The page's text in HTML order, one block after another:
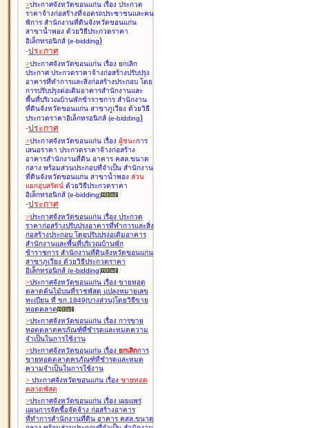
>ประกาศจังหวัดขอนแก่น เรื่อง ประกวด
ราคาจ้างก่อสร้างที่จอดรถประชาชนและคน
พิการ สำนักงานที่ดินจังหวัดขอนแก่น
สาขาน้ำพอง ด้วยวิธีประกวดราคา
อิเล็กทรอนิกส์ (e-bidding)
-ประกาศ
>ประกาศจังหวัดขอนแก่น เรื่อง ยกเลิก
ประกาศ ประกวดราคาจ้างก่อสร้างปรับปรุง
อาคารที่ทำการและสิ่งก่อสร้างประกอบ โดย
การปรับปรุงต่อเติมอาคารสำนักงานและ
พื้นที่บริเวณบ้านพักข้าราชการ สำนักงาน
ที่ดินจังหวัดขอนแก่น สาขาภูเวียง ด้วยวิธี
ประกวดราคาอิเล็กทรอนิกส์ (e-bidding)
-ประกาศ
>ประกาศจังหวัดขอนแก่น เรื่อง ผู้ชนะการ
เสนอราคา ประกวดราคาจ้างก่อสร้าง
อาคารสำนักงานที่ดิน อาคาร คสล.ขนาด
กลาง พร้อมส่วนประกอบที่จำเป็น สำนักงาน
ที่ดินจังหวัดขอนแก่น สาขาน้ำพอง ส่วน
แยกอุบลรัตน์ ด้วยวิธีประกวดราคา
อิเล็กทรอนิกส์ (e-bidding)
-ประกาศ
>ประกาศจังหวัดขอนแก่น เรื่อง ประกวด
ราคาก่อสร้างปรับปรุงอาคารที่ทำการและสิ่ง
ก่อสร้างประกอบ โดยปรับปรุง่อเติมอาคาร
สำนักงานและพื้นที่บริเวณบ้านพัก
ข้าราชการ สำนักงานที่ดินจังหวัดขอนแก่น
สาขาภูเวียง ด้วยวิธีประกวดราคา
อิเล็กทรอนิกส์ (e-bidding)
>ประกาศจังหวัดขอนแก่น เรื่อง ขายทอด
ตลาดต้นไม้บนที่ราชพัสดุ แปลงหมายเลข
ทะเบียน ที่ ขก.1849(บางส่วน)โดยวิธีขาย
ทอดตลาด
>ประกาศจังหวัดขอนแก่น เรื่อง การขาย
ทอดตลาดครุภัณฑ์ที่ชำรุดและหมดความ
จำเป็นในการใช้งาน
>ประกาศจังหวัดขอนแก่น เรื่อง ยกเลิกการ
ขายทอดตลาดครุภัณฑ์ที่ชำรุดและหมด
ความจำเป็นในการใช้งาน
> ประกาศจังหวัดขอนแก่น เรื่อง ขายทอด
ตลาดพัสดุ
>ประกาศจังหวัดขอนแก่น เรื่อง เผยแพร่
แผนการจัดซื้อจัดจ้าง ก่อสร้างอาคาร
ที่ทำการสำนักงานที่ดิน อาคาร คสล.ขนาด